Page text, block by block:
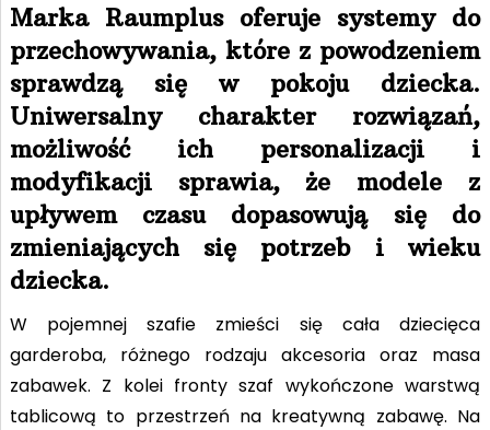
Marka Raumplus oferuje systemy do
przechowywania, które z powodzeniem
sprawdzą się w pokoju dziecka.
Uniwersalny charakter rozwiązań,
możliwość ich personalizacji i
modyfikacji sprawia, że modele z
upływem czasu dopasowują się do
zmieniających się potrzeb i wieku
dziecka.
W pojemnej szafie zmieści się cała dziecięca
garderoba, różnego rodzaju akcesoria oraz masa
zabawek. Z kolei fronty szaf wykończone warstwą
tablicową to przestrzeń na kreatywną zabawę. Na